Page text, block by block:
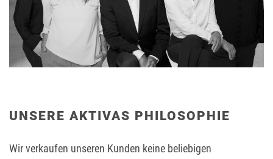
UNSERE AKTIVAS PHILOSOPHIE
Wir verkaufen unseren Kunden keine beliebigen